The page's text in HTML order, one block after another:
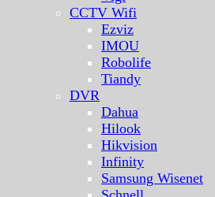
CCTV Wifi
Ezviz
IMOU
Robolife
Tiandy
DVR
Dahua
Hilook
Hikvision
Infinity
Samsung Wisenet